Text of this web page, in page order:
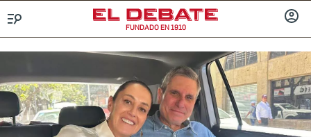
FUNDADO EN 1910